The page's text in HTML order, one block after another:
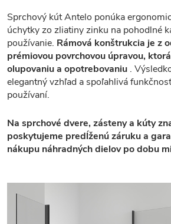
Sprchový kút Antelo ponúka
úchytky zo zliatiny zinku na pohodlné
používanie. Rámová konštrukcia je z
prémiovou povrchovou úpravou,
olupovaniu a opotrebovaniu .
elegantný vzhľad a spoľahlivá
používaní.
Na sprchové dvere, zásteny a kúty
poskytujeme predĺženú záruku a
nákupu náhradných dielov po dobu